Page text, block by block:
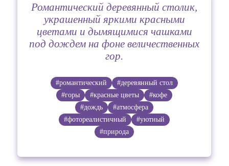
Романтический деревянный столик,
украшенный яркими красными
цветами и дымящимися чашками
под дождем на фоне величественных
гор.
#романтический
#деревянный стол
#горы
#красные цветы
#кофе
#дождь
#атмосфера
#фотореалистичный
#уютный
#природа